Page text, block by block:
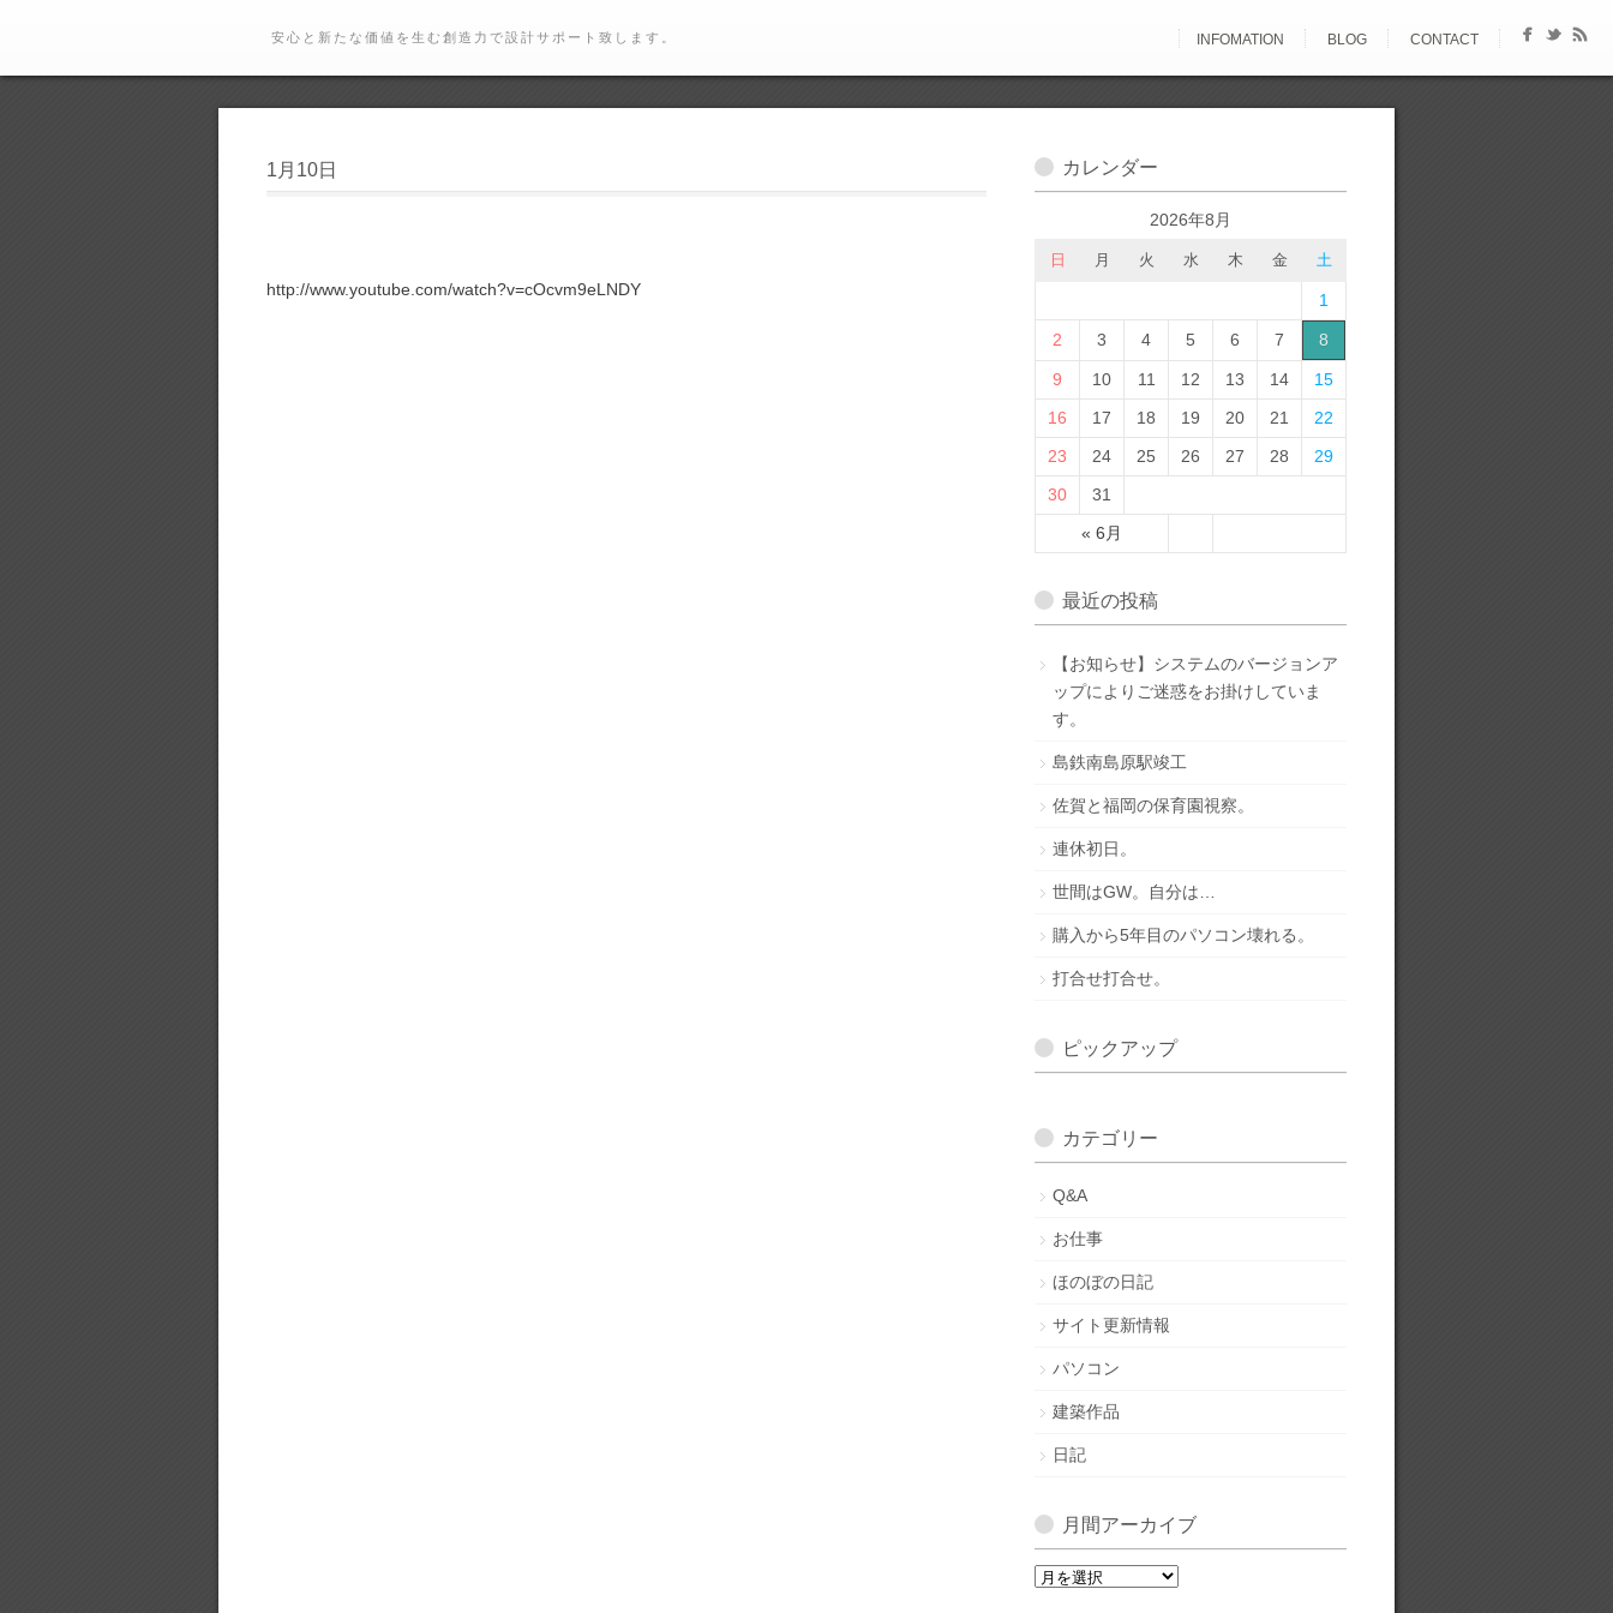
安心と新たな価値を生む創造力で設計サポート致します。 INFOMATION BLOG CONTACT
1月10日
http://www.youtube.com/watch?v=cOcvm9eLNDY
カレンダー
2026年8月
日 月 火 水 木 金 土
« 6月
1
2 3 4 5 6 7 8
9 10 11 12 13 14
15
16
17 18 19 20 21
22
23
24 25 26 27 28
29
30
31
最近の投稿
【お知らせ】システムのバージョンア
ップによりご迷惑をお掛けしていま
す。
島鉄南島原駅竣工
佐賀と福岡の保育園視察。
連休初日。
世間はGW。自分は…
購入から5年目のパソコン壊れる。
打合せ打合せ。
ピックアップ
カテゴリー
Q&A
お仕事
ほのぼの日記
サイト更新情報
パソコン
建築作品
日記
月間アーカイブ
月